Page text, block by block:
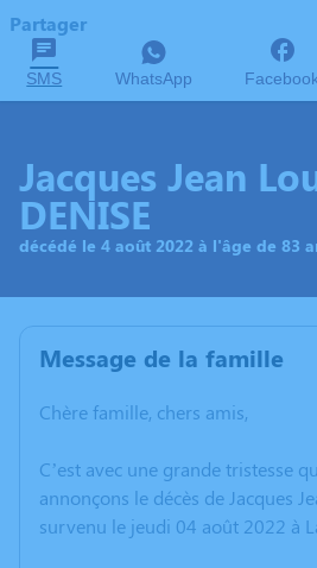
Partager
SMS WhatsApp Facebook
Jacques Jean
DENISE
décédé le 4 août 2022 à l'âge de 83
Message de la famille
Chère famille, chers amis,
C’est avec une grande tristesse
annonçons le décès de Jacques
survenu le jeudi 04 août 2022 à